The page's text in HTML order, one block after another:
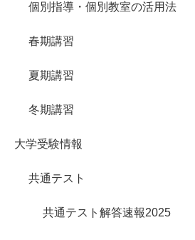
個別指導・個別教室の活用法
春期講習
夏期講習
冬期講習
大学受験情報
共通テスト
共通テスト解答速報2025